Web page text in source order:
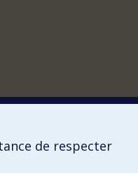
qui font l’objet de
mais aussi
d'être sérieusement
de respecter